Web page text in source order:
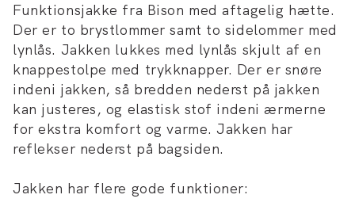
Funktionsjakke fra Bison med aftagelig hætte.
Der er to brystlommer samt to sidelommer med
lynlås. Jakken lukkes med lynlås skjult af en
knappestolpe med trykknapper. Der er snøre
indeni jakken, så bredden nederst på jakken
kan justeres, og elastisk stof indeni ærmerne
for ekstra komfort og varme. Jakken har
reflekser nederst på bagsiden.
Jakken har flere gode funktioner: